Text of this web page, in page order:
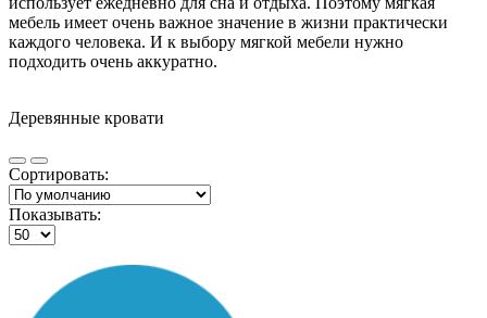
мебель имеет очень важное значение в жизни практически
каждого человека. И к выбору мягкой мебели нужно
подходить очень аккуратно.
Деревянные кровати
Сортировать:
Показывать: